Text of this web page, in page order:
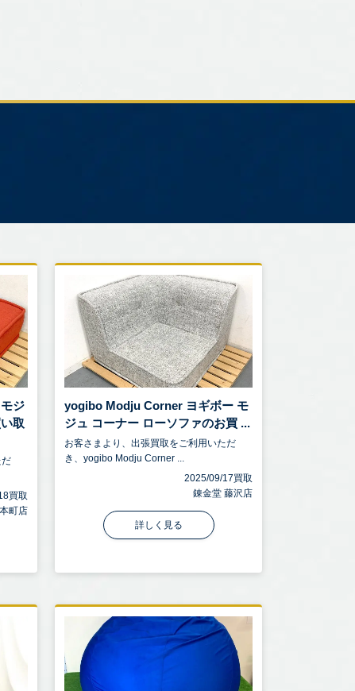
ジ
取
買取
町店
yogibo Modju Corner ヨギボー モ
ジュ コーナー ローソファのお買 ...
お客さまより、出張買取をご利用いただ
き、yogibo Modju Corner ...
2025/09/17買取
錬金堂 藤沢店
詳しく見る